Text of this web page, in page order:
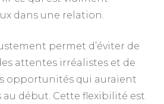
dans une relation.
permet d’éviter de
attentes irréalistes et de
opportunités qui auraient
début. Cette flexibilité est